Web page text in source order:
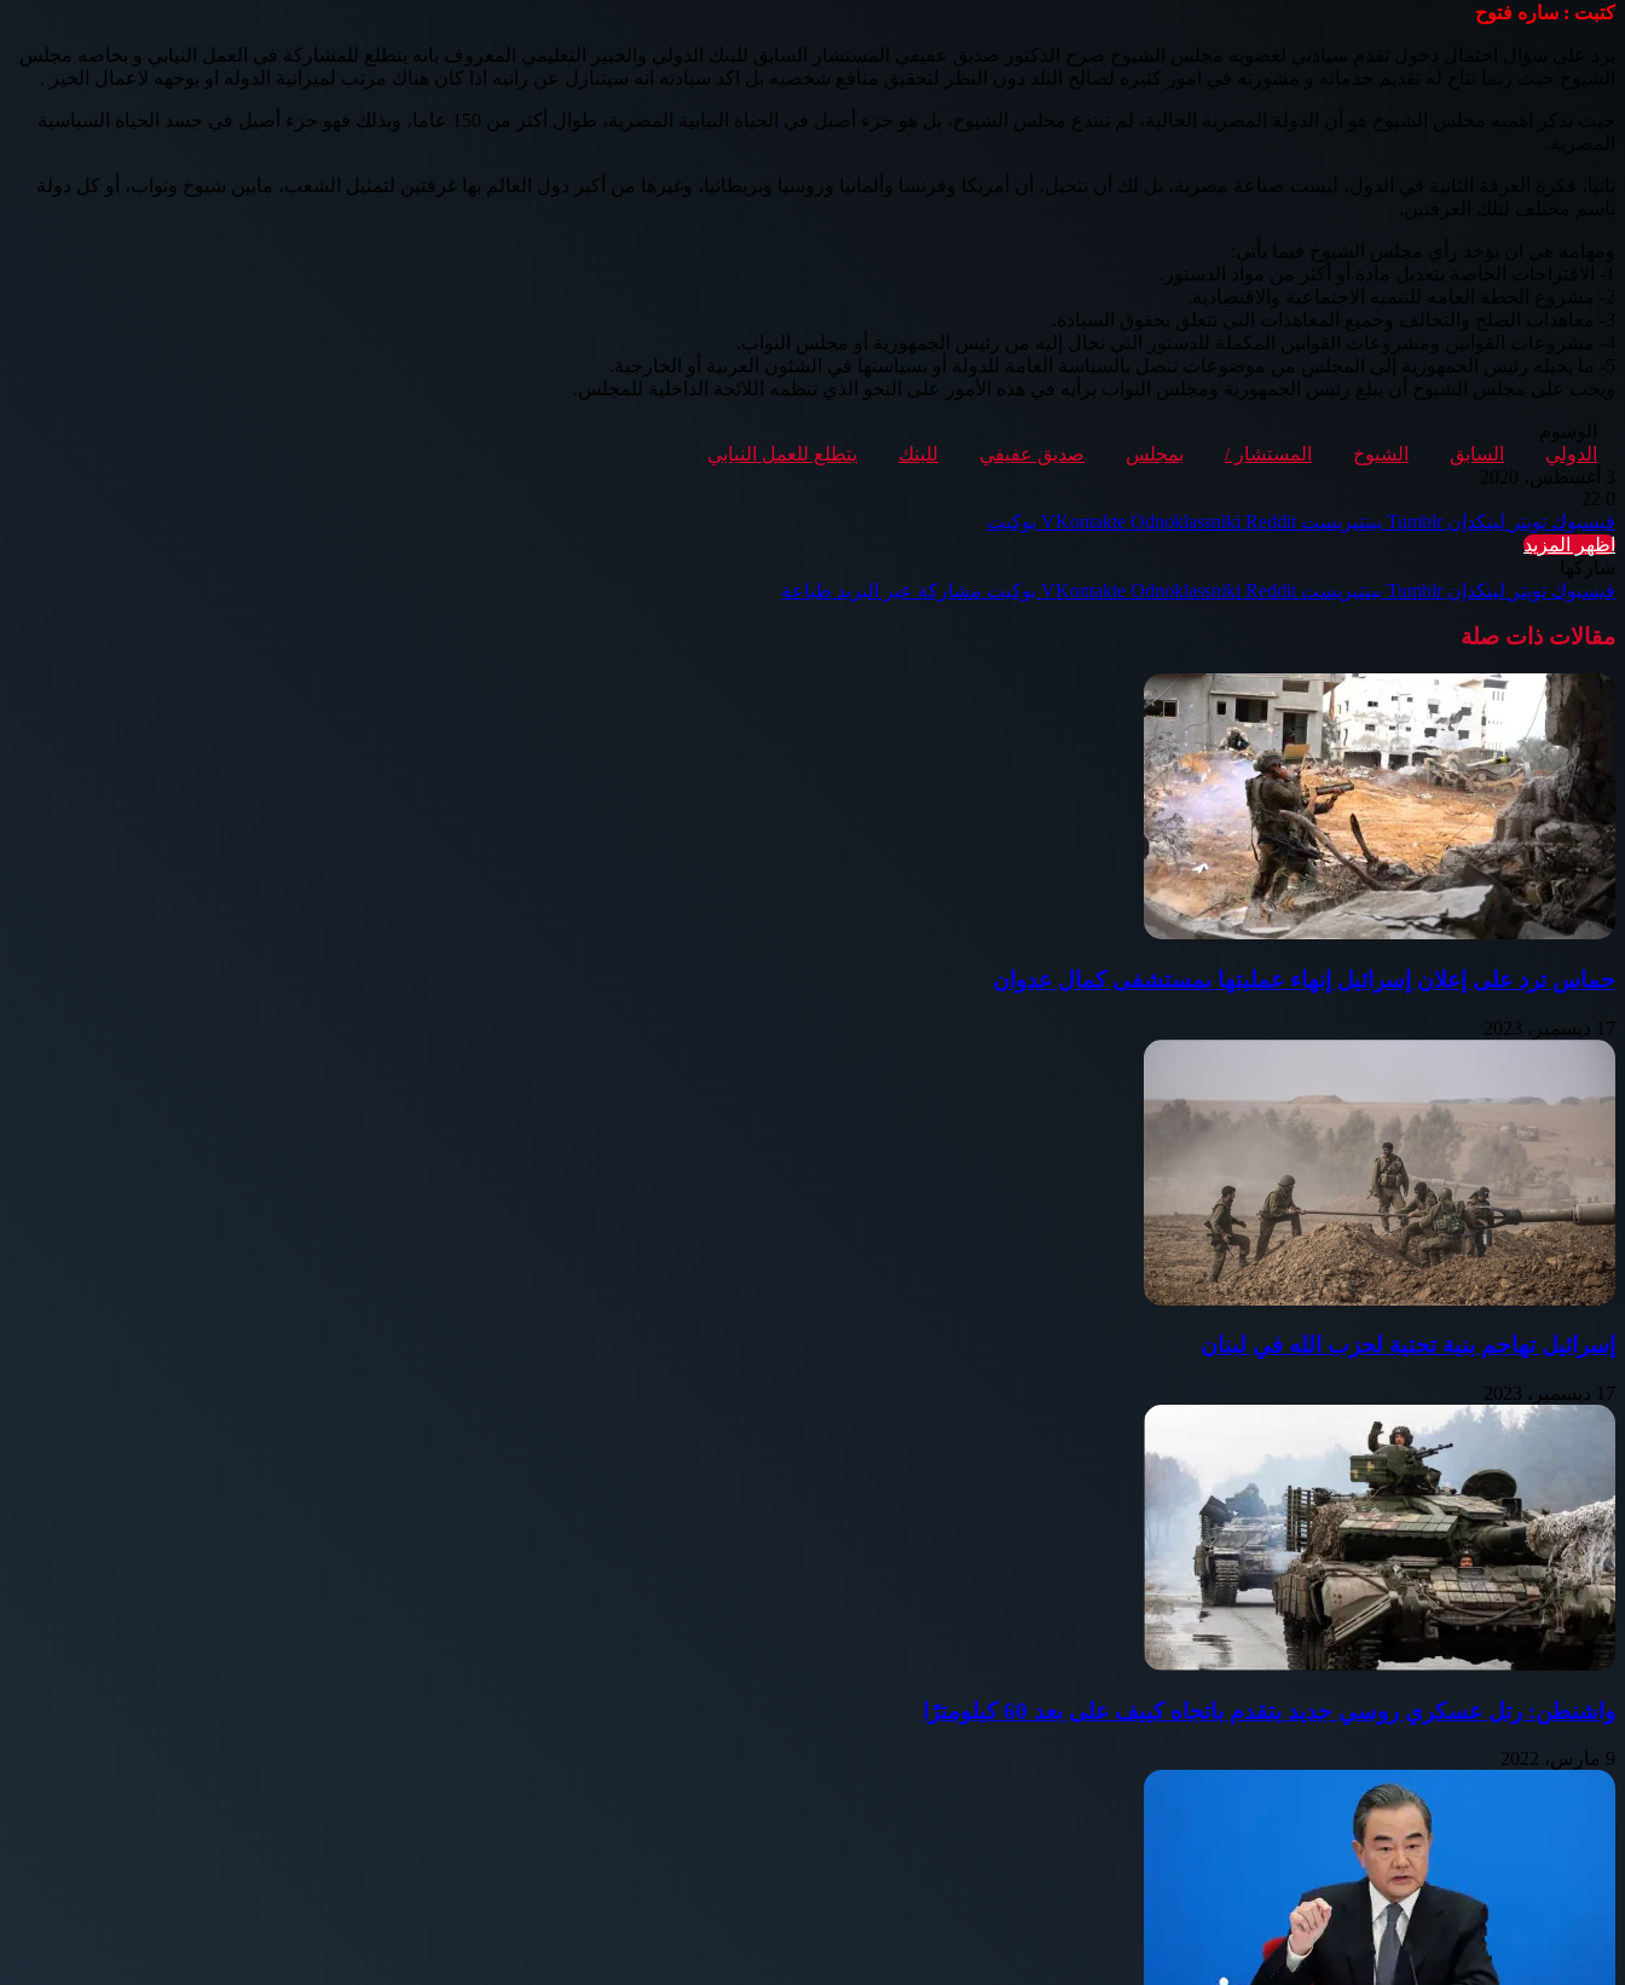
كتبت : ساره فتوح
يرد علي سؤال احتمال دخول تقدم سيادتي لعضويه مجلس الشيوخ صرح الدكتور صديق عفيفي المستشار السابق للبنك الدولي والخبير التعليمي المعروف بانه يتطلع للمشاركة في العمل النيابي و بخاصه مجلس
الشيوخ حيث ربما تتاح له تقديم خدماته و مشورته في امور كثيره لصالح البلد دون النظر لتحقيق منافع شخصيه بل اكد سيادته انه سيتنازل عن راتبه اذا كان هناك مرتب لميزانية الدوله او يوجهه لاعمال الخير .
حيث نذكر اهميه مجلس الشيوخ هو أن الدولة المصرية الحالية، لم تبتدع مجلس الشيوخ، بل هو جزء أصيل في الحياة النيابية المصرية، طوال أكثر من 150 عاما، وبذلك فهو جزء أصيل في جسد الحياة السياسية
ثانيا، فكرة الغرفة الثانية في الدول، ليست صناعة مصرية، بل لك أن تتخيل، أن أمريكا وفرنسا وألمانيا وروسيا وبريطانيا، وغيرها من أكبر دول العالم بها غرفتين لتمثيل الشعب، مابين شيوخ ونواب، أو كل دولة
ومهامه هي ان يؤخذ رأي مجلس الشيوخ فيما يأتي:
ويجب على مجلس الشيوخ أن يبلغ رئيس الجمهورية ومجلس النواب برأيه في هذه الأمور على النحو الذي تنظمه اللائحة الداخلية للمجلس.
الوسوم
الدولي
السابق الشيوخ المستشار / بمجلس صديق عفيفي للبنك
يتطلع للعمل النيابي
فيسبوك تويتر لينكدإن بينتيريست Odnoklassniki
بوكيت
اظهر المزيد
شاركها
فيسبوك تويتر لينكدإن بينتيريست Odnoklassniki بوكيت مشاركة عبر البريد طباعة
مقالات ذات صلة
حماس ترد على إعلان إسرائيل إنهاء عمليتها بمستشفى كمال عدوان
17 ديسمبر، 2023
إسرائيل تهاجم بنية تحتية لحزب الله في لبنان
17 ديسمبر، 2023
واشنطن: رتل عسكري روسي جديد يتقدم باتجاه كييف على بعد 60 كيلومترًا
9 مارس، 2022